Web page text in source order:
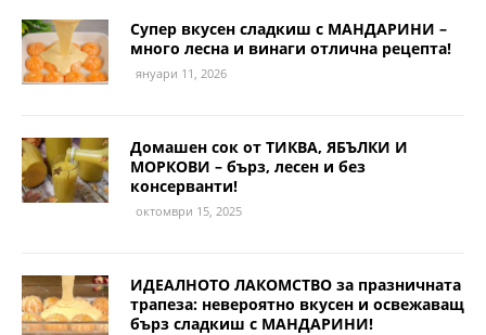
Супер вкусен сладкиш с МАНДАРИНИ –
много лесна и винаги отлична рецепта!
януари 11, 2026
Домашен сок от ТИКВА, ЯБЪЛКИ И
МОРКОВИ – бърз, лесен и без
консерванти!
октомври 15, 2025
ИДЕАЛНОТО ЛАКОМСТВО за празничната
трапеза: невероятно вкусен и освежаващ
бърз сладкиш с МАНДАРИНИ!